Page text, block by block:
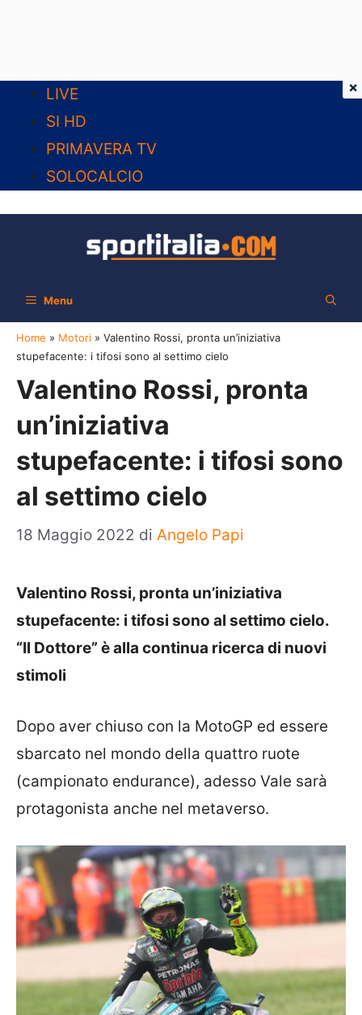
contenuto
LIVE
SI HD
PRIMAVERA TV
SOLOCALCIO
Menu
Home » Motori » Valentino Rossi, pronta un’iniziativa
stupefacente: i tifosi sono al settimo cielo
Valentino Rossi, pronta
un’iniziativa
stupefacente: i tifosi sono
al settimo cielo
18 Maggio 2022 di Angelo Papi
Valentino Rossi, pronta un’iniziativa
stupefacente: i tifosi sono al settimo cielo.
“Il Dottore” è alla continua ricerca di nuovi
stimoli
Dopo aver chiuso con la MotoGP ed essere
sbarcato nel mondo della quattro ruote
(campionato endurance), adesso Vale sarà
protagonista anche nel metaverso.
×